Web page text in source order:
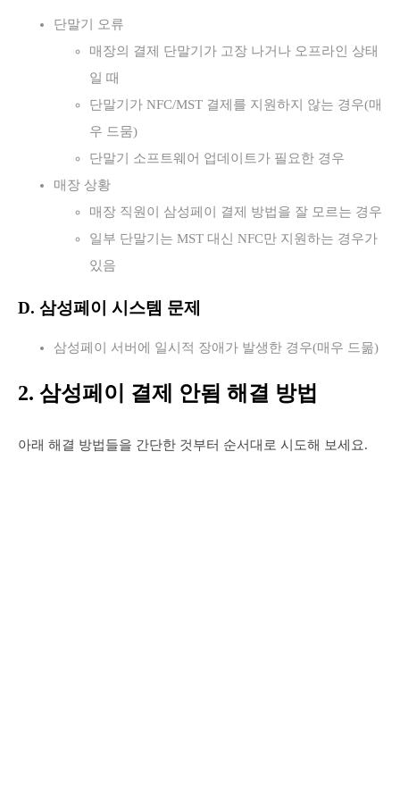
단말기 오류
매장의 결제 단말기가 고장 나거나 오프라인 상태
일 때
단말기가 NFC/MST 결제를 지원하지 않는 경우(매
우 드뭄)
단말기 소프트웨어 업데이트가 필요한 경우
매장 상황
매장 직원이 삼성페이 결제 방법을 잘 모르는 경우
일부 단말기는 MST 대신 NFC만 지원하는 경우가
있음
D. 삼성페이 시스템 문제
삼성페이 서버에 일시적 장애가 발생한 경우(매우 드묾)
2. 삼성페이 결제 안됨 해결 방법
아래 해결 방법들을 간단한 것부터 순서대로 시도해 보세요.